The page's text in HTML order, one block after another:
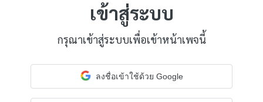
เข้าสู่ระบบ
กรุณาเข้าสู่ระบบเพื่อเข้าหน้าเพจนี้
ลงชื่อเข้าใช้ด้วย Google